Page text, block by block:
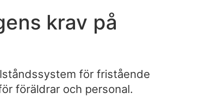
krav på
för fristående
föräldrar och personal.